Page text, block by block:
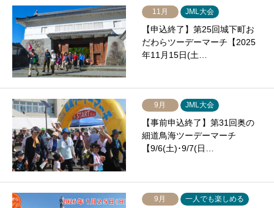
11月 JML大会
【申込終了】第25回城下町お
だわらツーデーマーチ【2025
年11月15日(土…
9月 JML大会
【事前申込終了】第31回奥の
細道鳥海ツーデーマーチ
【9/6(土)･9/7(日…
9月 一人でも楽しめる